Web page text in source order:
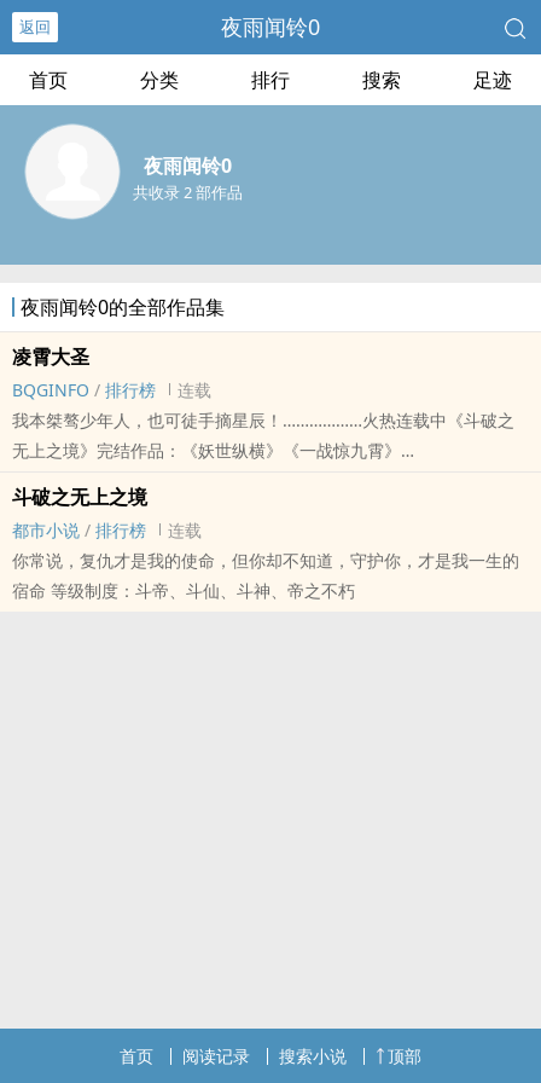
返回 夜雨闻铃0
首页 分类 排行 搜索 足迹
夜雨闻铃0
共收录 2 部作品
夜雨闻铃0的全部作品集
凌霄大圣
BQGINFO / 排行榜
连载
我本桀骜少年人，也可徒手摘星辰！………………火热连载中《斗破之
无上之境》完结作品：《妖世纵横》《一战惊九霄》
本站提示：各位书友要是觉得《凌霄大圣》还不错的话请不要忘记向
您QQ群和微博里的朋友推荐哦！
斗破之无上之境
都市小说 / 排行榜
连载
你常说，复仇才是我的使命，但你却不知道，守护你，才是我一生的
宿命 等级制度：斗帝、斗仙、斗神、帝之不朽
首页 阅读记录 搜索小说 顶部